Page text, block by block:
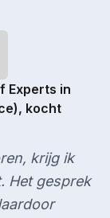
Experts in
kocht
krijg ik
Het gesprek